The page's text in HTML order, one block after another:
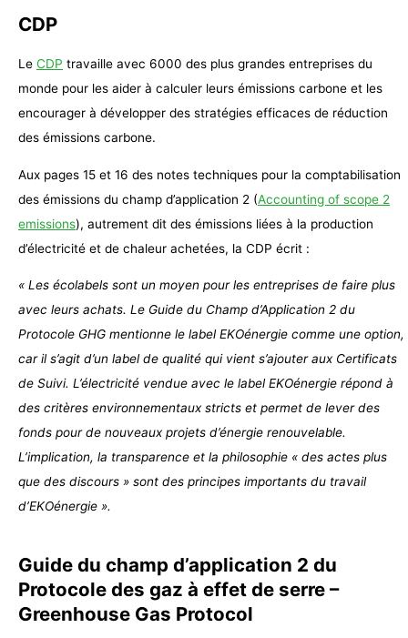
CDP
Le CDP travaille avec 6000 des plus grandes entreprises du
monde pour les aider à calculer leurs émissions carbone et les
encourager à développer des stratégies efficaces de réduction
des émissions carbone.
Aux pages 15 et 16 des notes techniques pour la comptabilisation
des émissions du champ d’application 2 (Accounting of scope 2
emissions), autrement dit des émissions liées à la production
d’électricité et de chaleur achetées, la CDP écrit :
« Les écolabels sont un moyen pour les entreprises de faire plus
avec leurs achats. Le Guide du Champ d’Application 2 du
Protocole GHG mentionne le label EKOénergie comme une option,
car il s’agit d’un label de qualité qui vient s’ajouter aux Certificats
de Suivi. L’électricité vendue avec le label EKOénergie répond à
des critères environnementaux stricts et permet de lever des
fonds pour de nouveaux projets d’énergie renouvelable.
L’implication, la transparence et la philosophie « des actes plus
que des discours » sont des principes importants du travail
d’EKOénergie ».
Guide du champ d’application 2 du
Protocole des gaz à effet de serre –
Greenhouse Gas Protocol